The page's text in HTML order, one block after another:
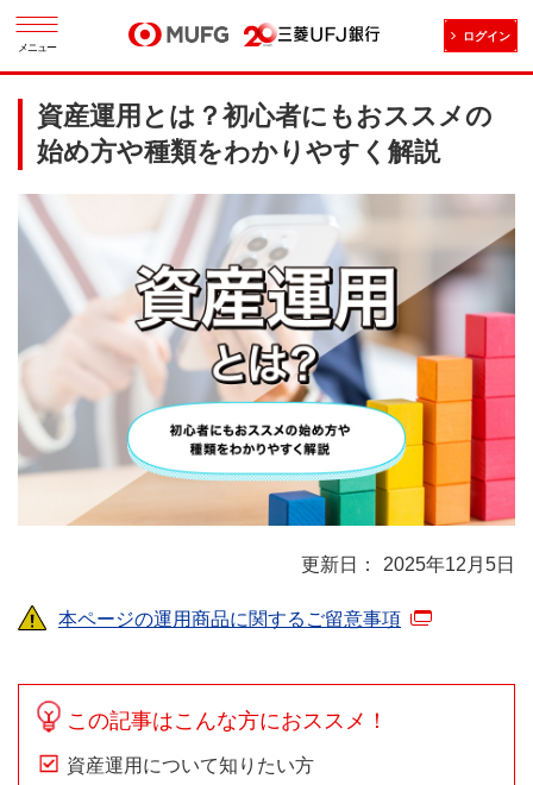
メニュー
ログイン
資産運用とは？初心者にもおススメの
始め方や種類をわかりやすく解説
2025年12月5日
本ページの運用商品に関するご留意事項
この記事はこんな方におススメ！
資産運用について知りたい方